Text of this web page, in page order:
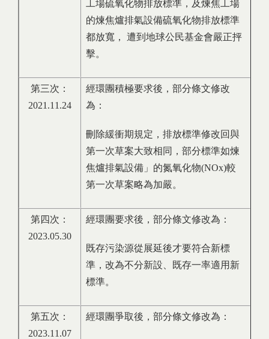
工場硫氧化物排放標準，及煉焦工場
的煉焦爐排氣設備硫氧化物排放標準
都放寬， 遭到地球公民基金會嚴正抨
擊。
第三次：
2021.11.24
經環團積極要求後，部分條文修改
為：
刪除緩衝期規定，排放標準修改回與
第一次草案大致相同，部分標準如煉
焦爐排氣設備」的氮氧化物(NOx)較
第一次草案略為加嚴。
第四次：
2023.05.30
經環團要求後，部分條文修改為：
既存污染源從展延後才要符合新標
準，改為不分新設、既存一率適用新
標準。
第五次：
2023.11.07
經環團爭取後，部分條文修改為：